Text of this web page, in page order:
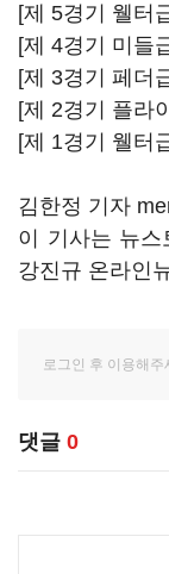
[제 5경기 웰터
[제 4경기 미들
[제 3경기 페더
[제 2경기 플라
[제 1경기 웰터
김한정 기자
이 기사는 뉴
강진규 온라인
댓글 0